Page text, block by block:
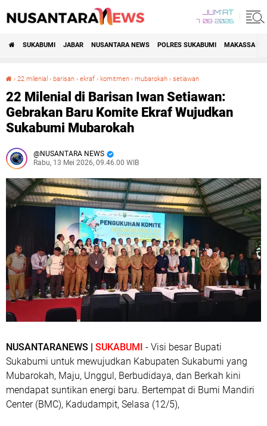
JUM'AT
7•08•2026
SUKABUMI JABAR NUSANTARA NEWS POLRES SUKABUMI MAKASSAR
› 22 milenial › barisan › ekraf › komitmen › mubarokah › setiawan
22 Milenial di Barisan Iwan Setiawan:
Gebrakan Baru Komite Ekraf Wujudkan
Sukabumi Mubarokah
NUSANTARA NEWS
Rabu, 13 Mei 2026, 09.46.00 WIB
NUSANTARANEWS | SUKABUMI - Visi besar Bupati
Sukabumi untuk mewujudkan Kabupaten Sukabumi yang
Mubarokah, Maju, Unggul, Berbudidaya, dan Berkah kini
mendapat suntikan energi baru. Bertempat di Bumi Mandiri
Center (BMC), Kadudampit, Selasa (12/5),